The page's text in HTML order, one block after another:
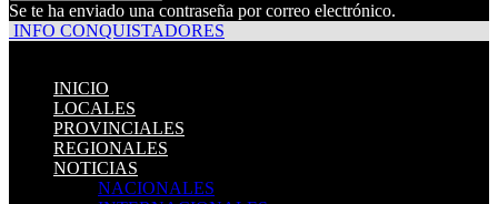
Se te ha enviado una contraseña por correo electrónico.
INFO CONQUISTADORES
INICIO
LOCALES
PROVINCIALES
REGIONALES
NOTICIAS
NACIONALES